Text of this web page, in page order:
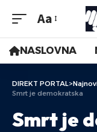
Aa
NASLOVNA
DIREKT PORTAL>
Smrt je demokratska
Smrt je